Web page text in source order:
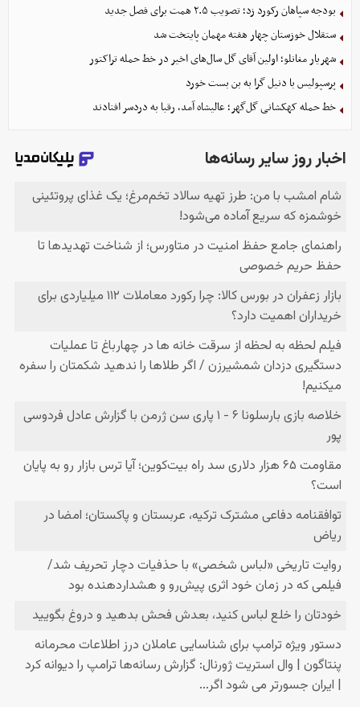
بودجه سپاهان رکورد زد؛ تصویب ۲.۵ همت برای فصل جدید
ستقلال خوزستان چهار هفته مهمان پایتخت شد
شهریار مغانلو؛ اولین آقای گل سال‌های اخیر در خط حمله تراکتور
پرسپولیس با دنیل گرا به بن بست خورد
خط حمله کهکشانی گل‌گهر؛ عالیشاه آمد، رقبا به دردسر افتادند